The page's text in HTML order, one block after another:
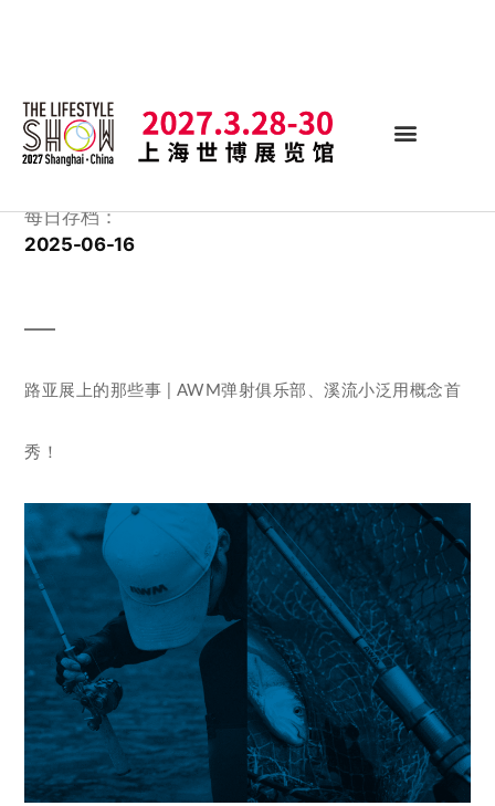
每日存档：
2025-06-16
路亚展上的那些事 | AWM弹射俱乐部、溪流小泛用概念首
秀！